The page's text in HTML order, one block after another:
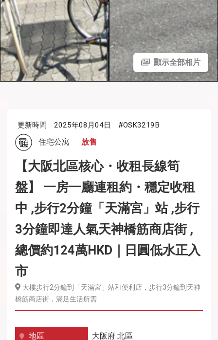
顯示全部相片
更新時間 2025年08月04日 #OSK3219B
住宅公寓 放售
【大阪北區核心・收租長線筍
盤】 一房一廳連租約・穩定收租
中 ,步行2分鐘「天滿宮」站 ,步行
3分鐘即達人氣天神橋筋商店街 ,
總價約124萬HKD｜日圓低水正入
市
大樓步行2分鐘到「天滿宮」站和便利店，步行3分鐘到天神
橋筋商店街，滿足生活所需
地區 大阪府 北區